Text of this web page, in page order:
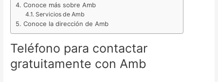
Conoce más sobre Amb
Servicios de Amb
Conoce la dirección de Amb
Teléfono para contactar
gratuitamente con Amb